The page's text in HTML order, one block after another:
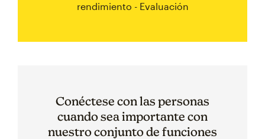
rendimiento - Evaluación
Conéctese con las personas
cuando sea importante con
nuestro conjunto de funciones